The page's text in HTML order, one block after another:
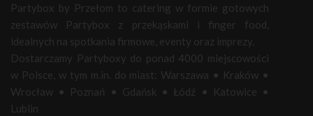
Partybox by Przełom to catering w formie gotowych
zestawów Partybox z przekąskami i finger food,
idealnych na spotkania firmowe, eventy oraz imprezy.
Dostarczamy Partyboxy do ponad 4000 miejscowości
w Polsce, w tym m.in. do miast: Warszawa • Kraków •
Wrocław • Poznań • Gdańsk • Łódź • Katowice •
Lublin